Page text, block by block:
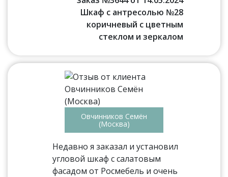
Шкаф с антресолью №28
коричневый с цветным
стеклом и зеркалом
Овчинников Семён
(Москва)
Недавно я заказал и установил
угловой шкаф с салатовым
фасадом от Росмебель и очень